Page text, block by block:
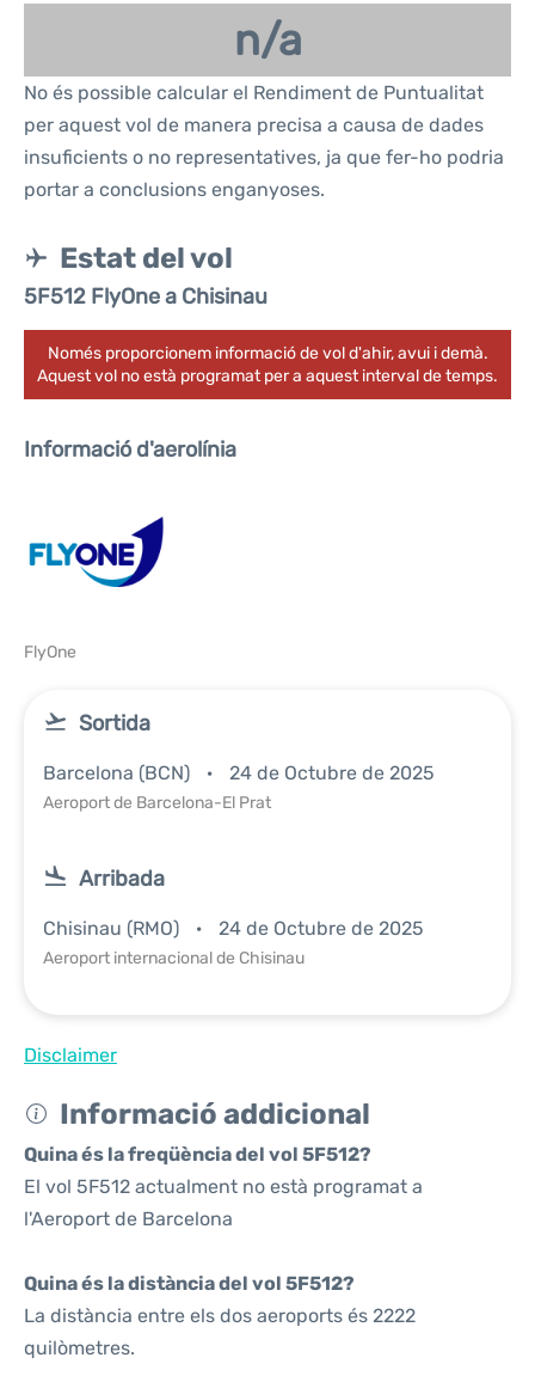
n/a
No és possible calcular el Rendiment de Puntualitat
per aquest vol de manera precisa a causa de dades
insuficients o no representatives, ja que fer-ho podria
portar a conclusions enganyoses.
Estat del vol
5F512 FlyOne a Chisinau
Només proporcionem informació de vol d'ahir, avui i demà.
Aquest vol no està programat per a aquest interval de temps.
Informació d'aerolínia
FlyOne
Sortida
Barcelona (BCN) 24 de Octubre de 2025
Aeroport de Barcelona-El Prat
Arribada
Chisinau (RMO) 24 de Octubre de 2025
Aeroport internacional de Chisinau
Disclaimer
Informació addicional
Quina és la freqüència del vol 5F512?
El vol 5F512 actualment no està programat a
l'Aeroport de Barcelona
Quina és la distància del vol 5F512?
La distància entre els dos aeroports és 2222
quilòmetres.